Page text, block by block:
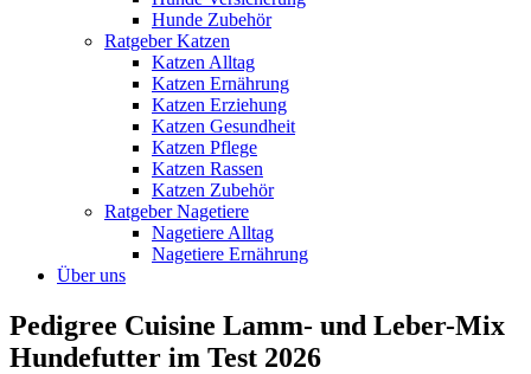
Hunde Zubehör
Ratgeber Katzen
Katzen Alltag
Katzen Ernährung
Katzen Erziehung
Katzen Gesundheit
Katzen Pflege
Katzen Rassen
Katzen Zubehör
Ratgeber Nagetiere
Nagetiere Alltag
Nagetiere Ernährung
Über uns
Pedigree Cuisine Lamm- und Leber-Mix
Hundefutter im Test 2026